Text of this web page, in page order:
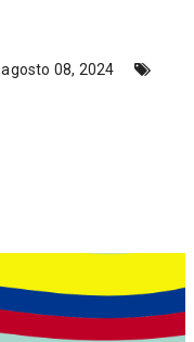
agosto 08, 2024